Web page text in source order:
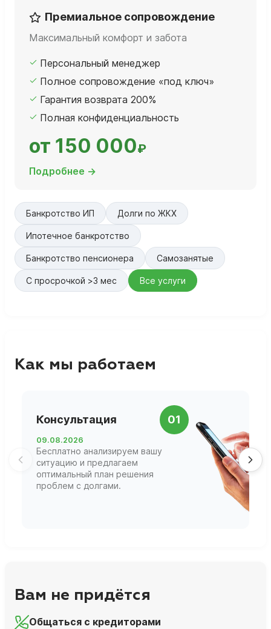
Премиальное сопровождение
Максимальный комфорт и забота
Персональный менеджер
Полное сопровождение «под ключ»
Гарантия возврата 200%
Полная конфиденциальность
от 150 000₽
Подробнее →
Банкротство ИП Долги по ЖКХ
Ипотечное банкротство
Банкротство пенсионера Самозанятые
С просрочкой >3 мес Все услуги
Как мы работаем
Консультация 01
09.08.2026
Бесплатно анализируем вашу
ситуацию и предлагаем
оптимальный план решения
проблем с долгами.
Вам не придётся
Общаться с кредиторами